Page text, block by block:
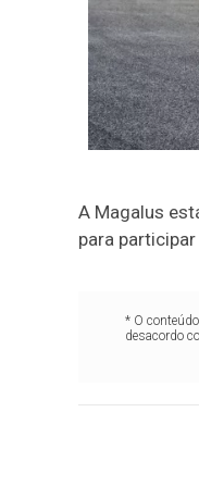
A Magalus
para
* O
desacordo